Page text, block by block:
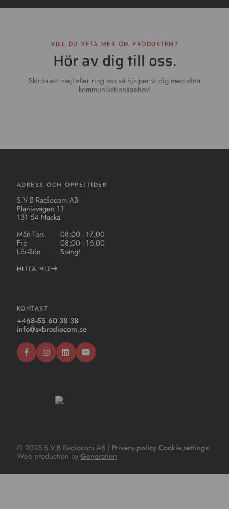
VILL DU VETA MER OM PRODUKTEN?
Hör av dig till oss.
Skicka ett mejl eller ring oss så hjälper vi dig med dina
kommunikationsbehov!
ADRESS OCH ÖPPETTIDER
S.V.B Radiocom AB
Planiavägen 11
131 54 Nacka
Mån-Tors
08:00 - 17:00
Fre 08:00 - 16:00
Lör-Sön Stängt
HITTA HIT
KONTAKT
+468-55 60 38 38
info@svbradiocom.se
© 2025 S.V.B Radiocom AB |Privacy policyCookie settings
Web production byGeneration